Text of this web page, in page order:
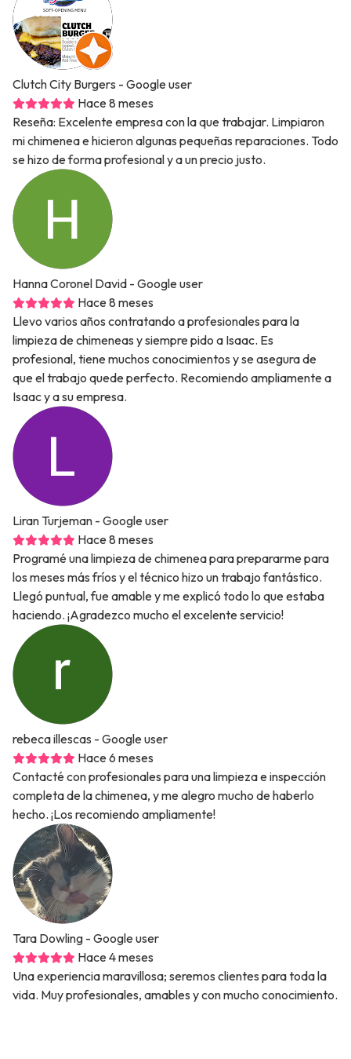
Clutch City Burgers - Google user
Hace 8 meses
Reseña: Excelente empresa con la que trabajar. Limpiaron
mi chimenea e hicieron algunas pequeñas reparaciones. Todo
se hizo de forma profesional y a un precio justo.
Hanna Coronel David - Google user
Hace 8 meses
Llevo varios años contratando a profesionales para la
limpieza de chimeneas y siempre pido a Isaac. Es
profesional, tiene muchos conocimientos y se asegura de
que el trabajo quede perfecto. Recomiendo ampliamente a
Isaac y a su empresa.
Liran Turjeman - Google user
Hace 8 meses
Programé una limpieza de chimenea para prepararme para
los meses más fríos y el técnico hizo un trabajo fantástico.
Llegó puntual, fue amable y me explicó todo lo que estaba
haciendo. ¡Agradezco mucho el excelente servicio!
rebeca illescas - Google user
Hace 6 meses
Contacté con profesionales para una limpieza e inspección
completa de la chimenea, y me alegro mucho de haberlo
hecho. ¡Los recomiendo ampliamente!
Tara Dowling - Google user
Hace 4 meses
Una experiencia maravillosa; seremos clientes para toda la
vida. Muy profesionales, amables y con mucho conocimiento.